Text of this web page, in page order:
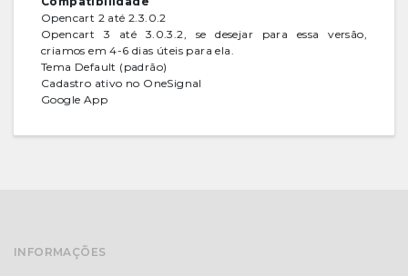
Opencart 2 até 2.3.0.2
Opencart 3 até 3.0.3.2, se desejar para essa versão,
criamos em 4-6 dias úteis para ela.
Tema Default (padrão)
Cadastro ativo no OneSignal
Google App
INFORMAÇÕES